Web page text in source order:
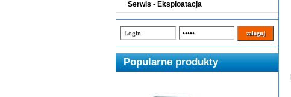
Serwis - Eksploatacja
Popularne produkty